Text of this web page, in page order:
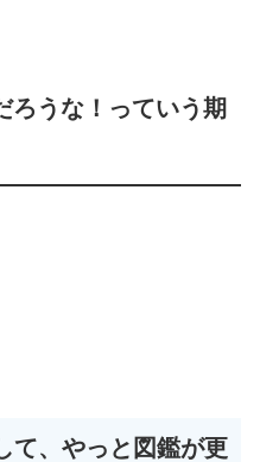
ろうな！っていう期
て、やっと図鑑が更